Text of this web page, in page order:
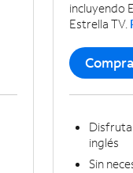
incluyendo
Estrella TV.
Disfruta
inglés
Sin